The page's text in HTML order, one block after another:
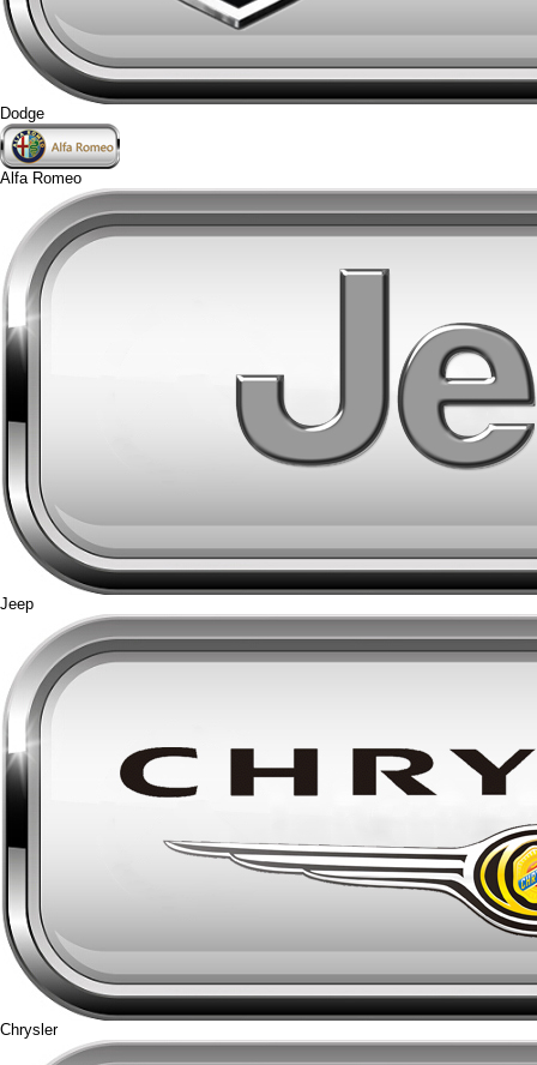
Dodge
Alfa Romeo
Jeep
Chrysler